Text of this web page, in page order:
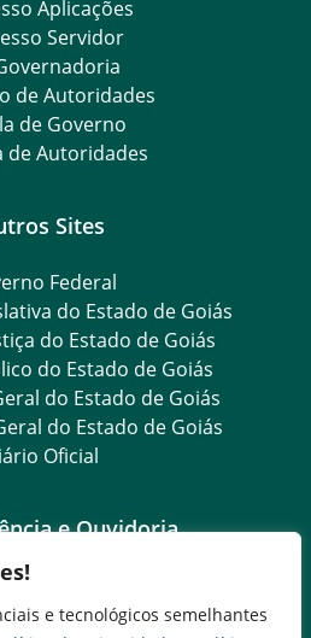
e tecnológicos semelhantes
Aplicações
Servidor
de Autoridades
de Governo
de Autoridades
Sites
Federal
do Estado de Goiás
do Estado de Goiás
do Estado de Goiás
do Estado de Goiás
do Estado de Goiás
Oficial
e Ouvidoria
LGPD